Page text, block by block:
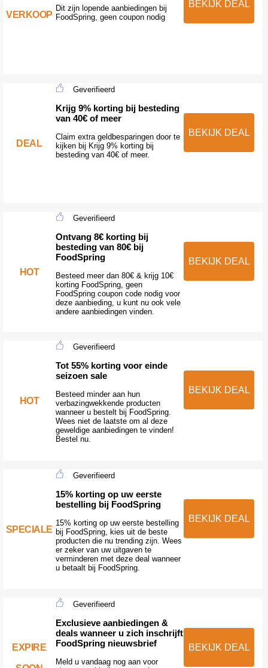
VERKOOP
Dit zijn lopende aanbiedingen bij
FoodSpring, geen coupon nodig
BEKIJK DEAL
DEAL
Geverifieerd
Krijg 9% korting bij besteding
van 40€ of meer
Claim extra geldbesparingen door te
kijken bij Krijg 9% korting bij
besteding van 40€ of meer.
BEKIJK DEAL
HOT
Geverifieerd
Ontvang 8€ korting bij
besteding van 80€ bij
FoodSpring
Besteed meer dan 80€ & krijg 10€
korting FoodSpring, geen
FoodSpring coupon code nodig voor
deze aanbieding, u kunt nu ook vele
andere aanbiedingen vinden.
BEKIJK DEAL
HOT
Geverifieerd
Tot 55% korting voor einde
seizoen sale
Besteed minder aan hun
verbazingwekkende producten
wanneer u bestelt bij FoodSpring.
Wees niet de laatste om al deze
geweldige aanbiedingen te vinden!
Bestel nu.
BEKIJK DEAL
SPECIALE
Geverifieerd
15% korting op uw eerste
bestelling bij FoodSpring
15% korting op uw eerste bestelling
bij FoodSpring, kies uit de beste
producten die nu trending zijn. Wees
er zeker van uw uitgaven te
verminderen met deze deal wanneer
u betaalt bij FoodSpring.
BEKIJK DEAL
EXPIRE
Geverifieerd
Exclusieve aanbiedingen &
deals wanneer u zich inschrijft
FoodSpring nieuwsbrief
Meld u vandaag nog aan voor
BEKIJK DEAL